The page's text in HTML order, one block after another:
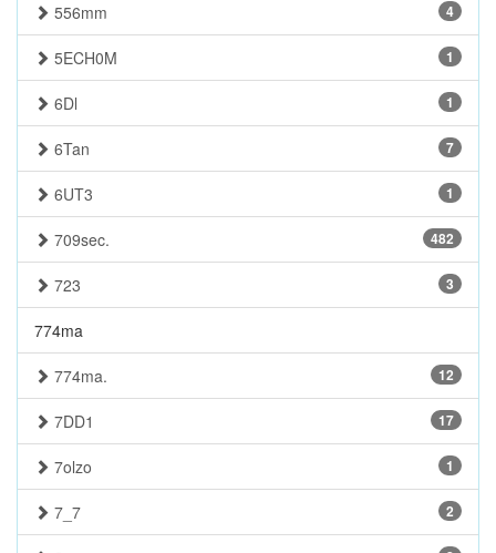
4
556mm
1
5ECH0M
1
6Dl
7
6Tan
1
6UT3
482
709sec.
3
723
774ma
12
774ma.
17
7DD1
1
7olzo
2
7_7